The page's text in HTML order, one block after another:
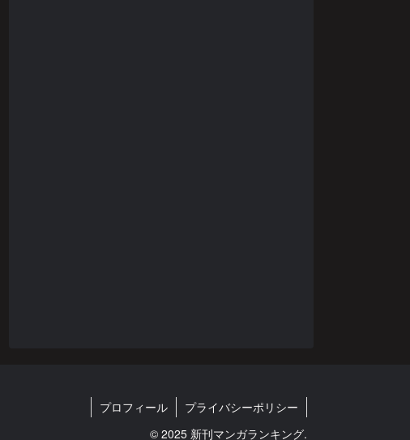
プロフィール
プライバシーポリシー
© 2025 新刊マンガランキング.